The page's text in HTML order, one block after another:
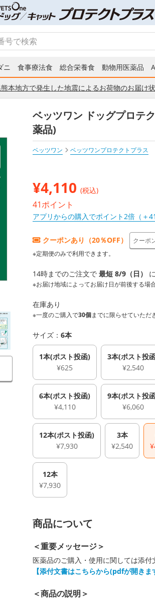
ニ 食事療法食 総合栄養食 動物用医薬品
本地方で発生した地震によるお荷物のお届け
ベッツワン ドッグプロテ
薬品)
ベッツワン
ベッツワンプロテクトプラス
¥4,110 (税込)
41ポイント
アプリからの購入でポイント2倍（＋
クーポンあり（20％OFF）
クーポ
※定期便のみで利用できます。
14時までのご注文で 最短 8/9（日）
※お届け地域によってお届け日が前後する場
在庫あり
※一度のご購入で30個までに限らせていただ
サイズ： 6本
1本(ポスト投函)
¥625
3本(ポスト投
¥2,540
6本(ポスト投函)
¥4,110
9本(ポスト投
¥6,060
12本(ポスト投函)
¥7,930
3本
¥2,540
12本
¥7,930
商品について
＜重要メッセージ＞
医薬品のご購入・使用に関しては添付
【添付文書はこちらから(pdfが開きま
＜商品の説明＞